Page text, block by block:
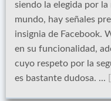
siendo la elegida por la
mundo, hay señales
insignia de Facebook.
en su funcionalidad,
cuyo respeto por la
es bastante dudosa. ...